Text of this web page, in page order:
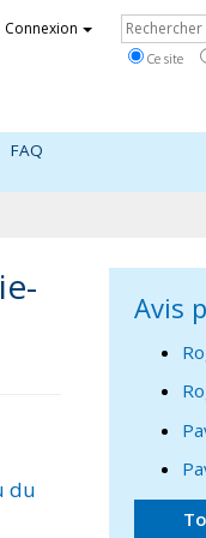
Connexion
Ce site
FAQ
du
Avis